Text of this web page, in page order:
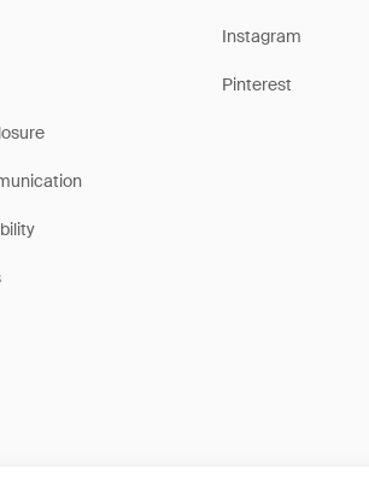
Instagram
Pinterest